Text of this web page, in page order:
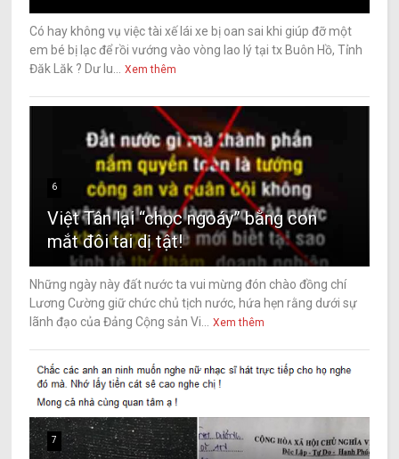
Có hay không vụ việc tài xế lái xe bị oan sai khi giúp đỡ một
em bé bị lạc để rồi vướng vào vòng lao lý tại tx Buôn Hồ, Tỉnh
Đăk Lăk ? Dư lu...
Xem thêm
6
Việt Tân lại “chọc ngoáy” bằng con
mắt đôi tai dị tật!
Những ngày này đất nước ta vui mừng đón chào đồng chí
Lương Cường giữ chức chủ tịch nước, hứa hẹn rằng dưới sự
lãnh đạo của Đảng Cộng sản Vi...
Xem thêm
7